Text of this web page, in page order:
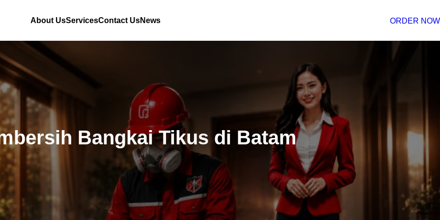
About UsServicesContact UsNews ORDER NOW
Bangkai Tikus di Batam